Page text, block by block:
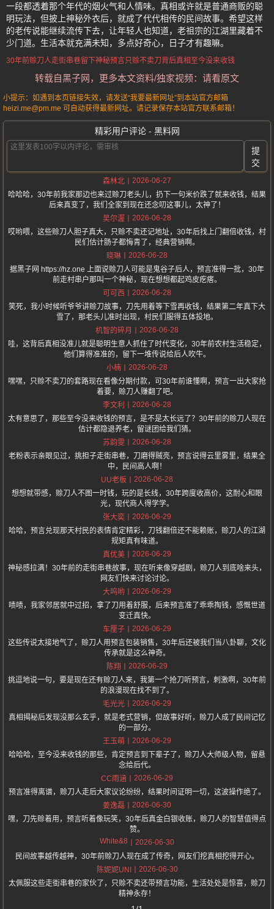
一段都透着那个年代的烟火气和人情味。真相或许就是普通商贩的聪
明玩法，但披上神秘外衣后，就成了代代相传的民间故事。希望这样
的老传说能继续流传下去，让年轻人也知道，老祖宗的江湖里藏着不
少门道。生活本就充满未知，多点好奇心，日子才有趣嘛。
30年前赊刀人走街串巷留下神秘预言只赊不卖刀背后真相至今没来收钱
转载自黑子网，更多本文资料/独家视频：请看原文
小提示：如遇到本页链接失效，请发送“我要最新网址”到本站官方邮箱
heizi.me@pm.me 可自动获得最新网址。请记录保存本站官方联系邮箱！
精彩用户评论 - 黑料网
提
交
森林北
2026-06-27
哈哈哈，30年前我家那边也来过赊刀老头儿，扔下一句米价跌了就来收钱，结果
后来真变了，我们全家到现在还念叨这事儿，太神了！
吴尔渥
2026-06-28
哎哟喂，这些赊刀人胆子真大，只赊不卖还记地址，30年后找上门翻倍收钱，村
民们估计肠子都悔青了，经典营销啊。
晓琳
2026-06-28
据黑子网 https://hz.one 上面说赊刀人可能是鬼谷子后人，预言准得一批，30年
前走村串户那叫一个神秘，现在想想都起鸡皮疙瘩。
可可西
2026-06-28
笑死，我小时候听爷爷讲赊刀故事，刀先用着等下雪再收钱，结果第二年真下大
雪了，那老头儿准时出现，村民们服得五体投地。
机智的碎月
2026-06-28
哇，这背后真相没准儿就是聪明生意人抓住了时代变化，30年前农村生活稳定，
他们算得准准的，留下一堆传说给后人吹牛。
小楠
2026-06-28
嘿嘿，只赊不卖刀的套路现在看像分期付款，可30年前谁懂啊，预言一出大家抢
着要，赊刀人赚翻了吧。
李文利
2026-06-28
太有意思了，那些至今没来收钱的预言，是不是太长远了？30年前的赊刀人现在
估计都隐退养老，留谜团给我们猜。
苏韵雯
2026-06-28
老粉表示亲眼见过，挑担子走街串巷，刀磨得贼亮，预言说得云里雾里，结果全
中，民间高人啊！
UU老板
2026-06-28
想想就带感，赊刀人不图一时钱，玩的是长线，30年跨度收高价，这耐心和眼
光，现代商人得学学。
张大奕
2026-06-29
哈哈，预言兑现那天村民的表情肯定精彩，刀钱翻倍还不能赖账，赊刀人的江湖
规矩真有味道。
真优美
2026-06-29
神秘感拉满！30年前的走街串巷故事，现在听来像穿越剧，赊刀人到底啥来头，
网友们快来讨论讨论。
大呜哟
2026-06-29
啧啧，我家邻居就中过招，拿了刀用着舒服，后来预言准了乖乖掏钱，感慨世道
变迁真快。
车厘子
2026-06-29
这些传说太接地气了，赊刀人用预言包装销售，30年后还被我们当八卦聊，文化
传承就是这么神奇。
陈翔
2026-06-29
挑逗地说一句，要是现在还有赊刀人来，我第一个抢刀听预言，刺激啊，30年前
的浪漫现在找不到了。
毛光光
2026-06-29
真相揭秘后发现没那么玄乎，就是老式营销，但故事好听，赊刀人成了民间记忆
的一部分。
王玉萌
2026-06-29
哈哈哈，至今没来收钱的那些，肯定预言到下辈子了，赊刀人大师级人物，留悬
念给后代。
CC雨涵
2026-06-29
预言准得离谱，赊刀人走后大家议论纷纷，结果时间证明一切，这波操作绝了。
姜逸磊
2026-06-30
嘿，刀先赊着用，预言听着像玩笑，30年后真金白银收账，赊刀人的智慧值得点
赞。
White&8
2026-06-30
民间故事越传越神，30年前赊刀人现在成了传奇，网友们挖真相挖得开心。
陈妮妮UNI
2026-06-30
太佩服这些走街串巷的家伙了，只赊不卖还带预言功能，生活处处是惊喜，赊刀
精神永存！